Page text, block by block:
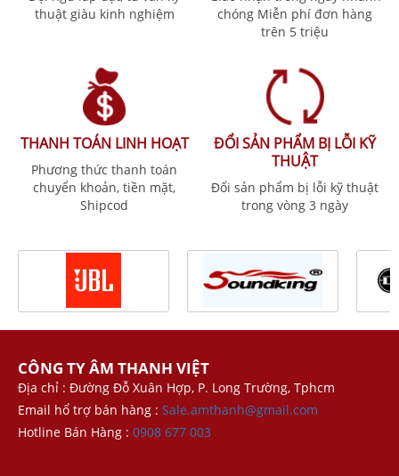
thuật giàu kinh nghiệm
chóng Miễn phí đơn hàng
trên 5 triệu
THANH TOÁN LINH HOẠT
Phương thức thanh toán
chuyển khoản, tiền mặt,
Shipcod
ĐỔI SẢN PHẨM BỊ LỖI KỸ
THUẬT
Đổi sản phẩm bị lỗi kỹ thuật
trong vòng 3 ngày
CÔNG TY ÂM THANH VIỆT
Địa chỉ : Đường Đỗ Xuân Hợp, P. Long Trường, Tphcm
Email hổ trợ bán hàng : Sale.amthanh@gmail.com
Hotline Bán Hàng : 0908 677 003